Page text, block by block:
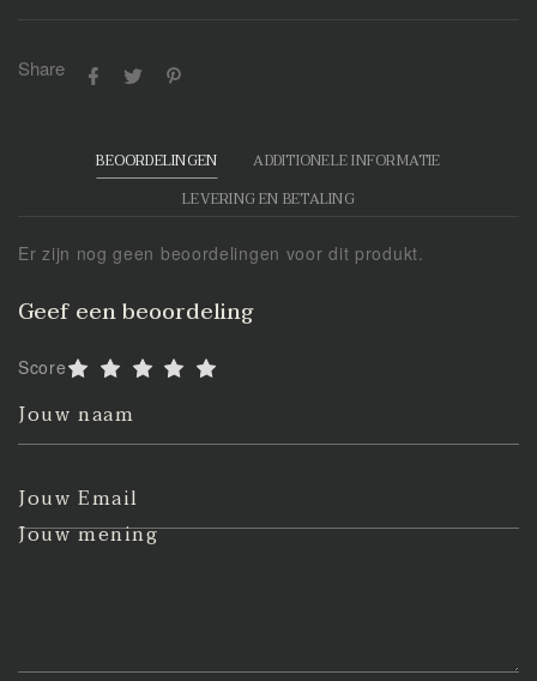
Share
BEOORDELINGEN
ADDITIONELE INFORMATIE
LEVERING EN BETALING
Er zijn nog geen beoordelingen voor dit produkt.
Geef een beoordeling
Score
Jouw naam
Jouw Email
Jouw mening